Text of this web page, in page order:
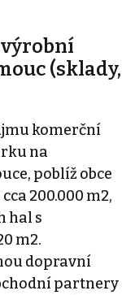
výrobní
(sklady,
komerční
na
poblíž obce
200.000 m2,
hal s
m2.
dopravní
partnery